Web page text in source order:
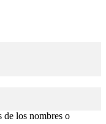
de los nombres o